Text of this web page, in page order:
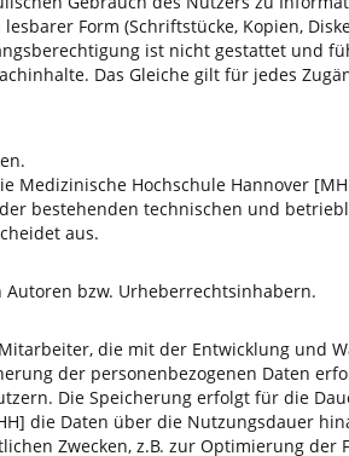
Form (Schriftstücke, Kopien,
ist nicht gestattet und
Das Gleiche gilt für jedes
Hochschule Hannover
bestehenden technischen und
aus.
bzw. Urheberrechtsinhabern.
die mit der Entwicklung und
der personenbezogenen Daten
Die Speicherung erfolgt für die
die Daten über die Nutzungsdauer
Zwecken, z.B. zur Optimierung der